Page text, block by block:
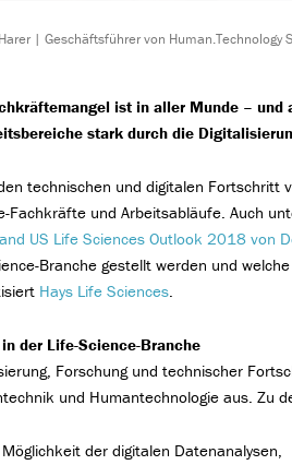
| Geschäftsführer von Human.Technology
ist in aller Munde –
stark durch die
technischen und digitalen Fortschritt
Fachkräfte und Arbeitsabläufe. Auch
US Life Sciences Outlook 2018 von
Branche gestellt werden und
Hays Life Sciences.
in der Life-Science-Branche
Forschung und technischer
und Humantechnologie aus. Zu
der digitalen Datenanalysen,